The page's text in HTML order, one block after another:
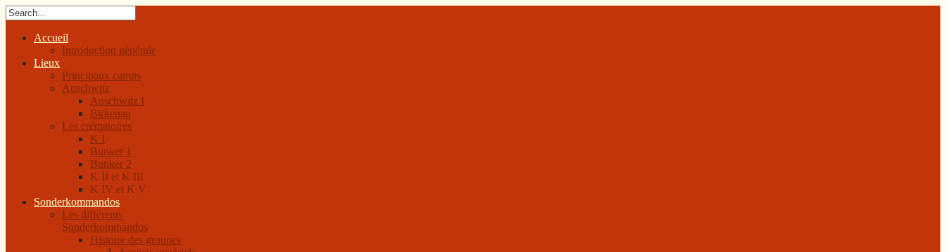
Accueil
Introduction générale
Lieux
Principaux camps
Auschwitz
Auschwitz I
Birkenau
Les crématoires
K I
Bunker 1
Bunker 2
K II et K III
K IV et K V
Sonderkommandos
Les différents
Sonderkommandos
Histoire des groupes